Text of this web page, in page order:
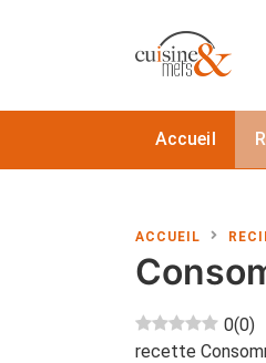
Accueil
ACCUEIL
0(0)
recette